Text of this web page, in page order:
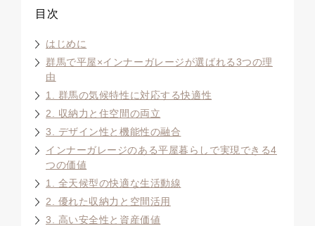
目次
はじめに
群馬で平屋×インナーガレージが選ばれる3つの理
由
1. 群馬の気候特性に対応する快適性
2. 収納力と住空間の両立
3. デザイン性と機能性の融合
インナーガレージのある平屋暮らしで実現できる4
つの価値
1. 全天候型の快適な生活動線
2. 優れた収納力と空間活用
3. 高い安全性と資産価値